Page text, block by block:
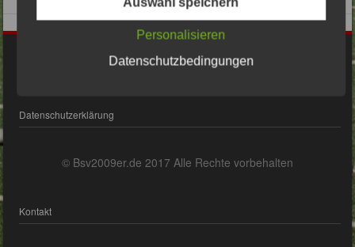
Datenschutzerklärung
© Bsv2009er.de 2017 Alle Rechte vorbehalten
Kontakt
Personalisieren
Datenschutzbedingungen